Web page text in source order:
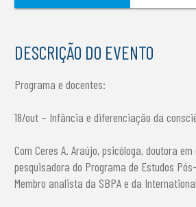
DESCRIÇÃO DO EVENTO
Programa e docentes:
18/out – Infância e diferenciação da
Com Ceres A. Araújo, psicóloga, doutora
pesquisadora do Programa de Estudos
Membro analista da SBPA e da